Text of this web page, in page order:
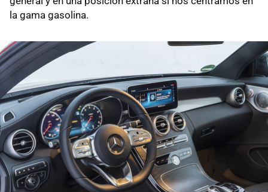
la gama gasolina.